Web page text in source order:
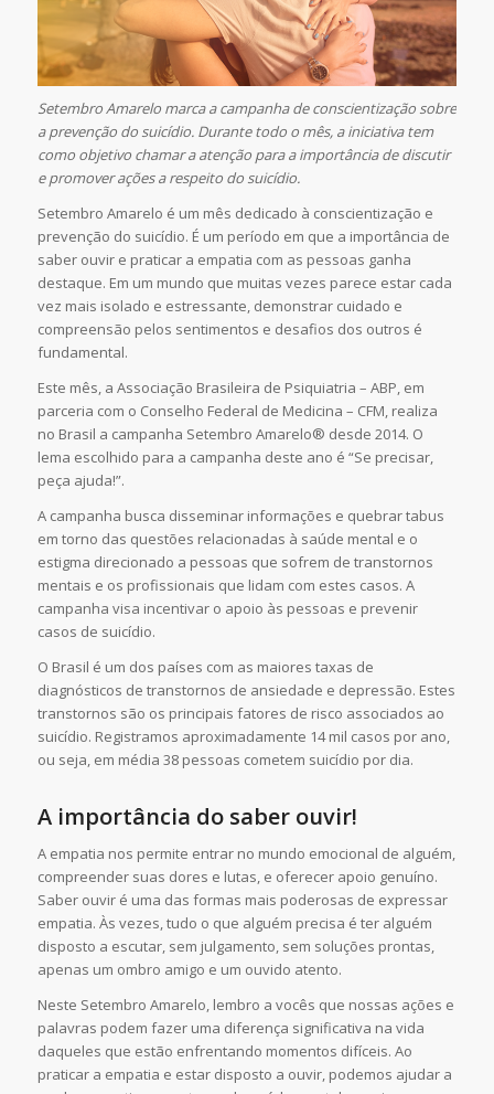
Setembro Amarelo marca a campanha de conscientização sobre
a prevenção do suicídio. Durante todo o mês, a iniciativa tem
como objetivo chamar a atenção para a importância de discutir
e promover ações a respeito do suicídio.
Setembro Amarelo é um mês dedicado à conscientização e
prevenção do suicídio. É um período em que a importância de
saber ouvir e praticar a empatia com as pessoas ganha
destaque. Em um mundo que muitas vezes parece estar cada
vez mais isolado e estressante, demonstrar cuidado e
compreensão pelos sentimentos e desafios dos outros é
fundamental.
Este mês, a Associação Brasileira de Psiquiatria – ABP, em
parceria com o Conselho Federal de Medicina – CFM, realiza
no Brasil a campanha Setembro Amarelo® desde 2014. O
lema escolhido para a campanha deste ano é “Se precisar,
peça ajuda!”.
A campanha busca disseminar informações e quebrar tabus
em torno das questões relacionadas à saúde mental e o
estigma direcionado a pessoas que sofrem de transtornos
mentais e os profissionais que lidam com estes casos. A
campanha visa incentivar o apoio às pessoas e prevenir
casos de suicídio.
O Brasil é um dos países com as maiores taxas de
diagnósticos de transtornos de ansiedade e depressão. Estes
transtornos são os principais fatores de risco associados ao
suicídio. Registramos aproximadamente 14 mil casos por ano,
ou seja, em média 38 pessoas cometem suicídio por dia.
A importância do saber ouvir!
A empatia nos permite entrar no mundo emocional de alguém,
compreender suas dores e lutas, e oferecer apoio genuíno.
Saber ouvir é uma das formas mais poderosas de expressar
empatia. Às vezes, tudo o que alguém precisa é ter alguém
disposto a escutar, sem julgamento, sem soluções prontas,
apenas um ombro amigo e um ouvido atento.
Neste Setembro Amarelo, lembro a vocês que nossas ações e
palavras podem fazer uma diferença significativa na vida
daqueles que estão enfrentando momentos difíceis. Ao
praticar a empatia e estar disposto a ouvir, podemos ajudar a